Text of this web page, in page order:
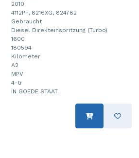
2010
4112PF, 8216XG, 824782
Gebraucht
Diesel Direkteinspritzung (Turbo)
1600
180594
Kilometer
A2
MPV
4-tr
IN GOEDE STAAT.